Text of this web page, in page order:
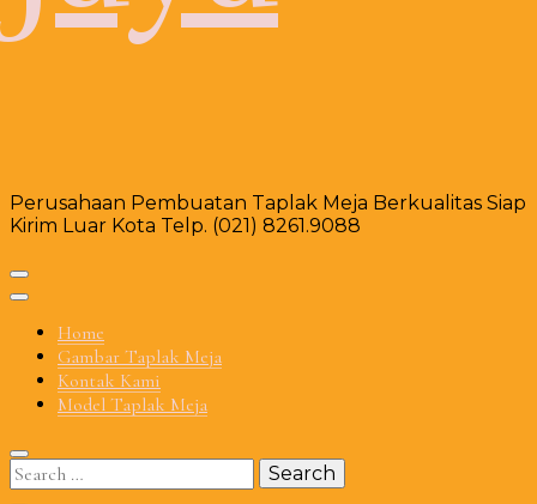
Perusahaan Pembuatan Taplak Meja Berkualitas Siap
Kirim Luar Kota Telp. (021) 8261.9088
Home
Gambar Taplak Meja
Kontak Kami
Model Taplak Meja
Search
for: